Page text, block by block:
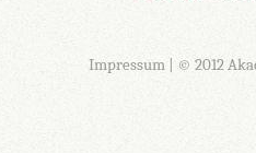
Impressum| © 2012